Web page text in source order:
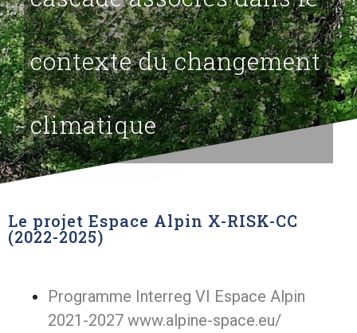
contexte du changement
climatique
Le projet Espace Alpin X-RISK-CC
(2022-2025)
Programme Interreg VI Espace Alpin
2021-2027 www.alpine-space.eu/